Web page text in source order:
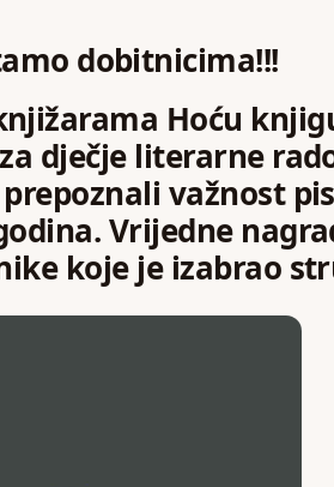
dobitnicima!!!
Hoću
dječje literarne
važnost
Vrijedne
koje je izabrao